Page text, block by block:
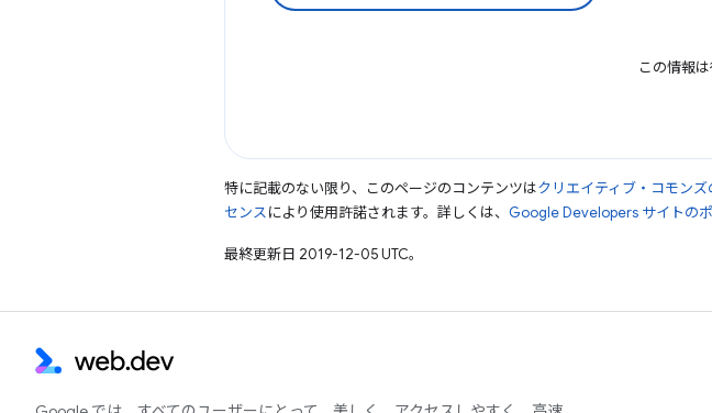
この情報
特に記載のない限り、このページのコンテンツはクリエイティブ・コモン
センスにより使用許諾されます。詳しくは、 Google Developers サイトの
最終更新日 2019-12-05 UTC。